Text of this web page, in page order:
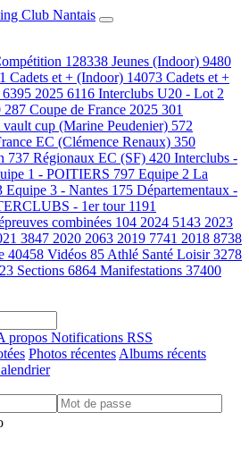
128338 Jeunes (Indoor) 9480
Cadets et + (Indoor) 14073 Cadets et +
6395 2025 6116 Interclubs U20 - Lot 2
287 Coupe de France 2025 301
cup (Marine Peudenier) 572
EC (Clémence Renaux) 350
737 Régionaux EC (SF) 420 Interclubs -
1 - POITIERS 797 Equipe 2 La
Equipe 3 - Nantes 175 Départementaux -
- 1er tour 1191
combinées 104 2024 5143 2023
3847 2020 2063 2019 7741 2018 8738
40458 Vidéos 85 Athlé Santé Loisir3278
Sections 6864 Manifestations 37400
propos Notifications RSS
Photos récentes Albums récents